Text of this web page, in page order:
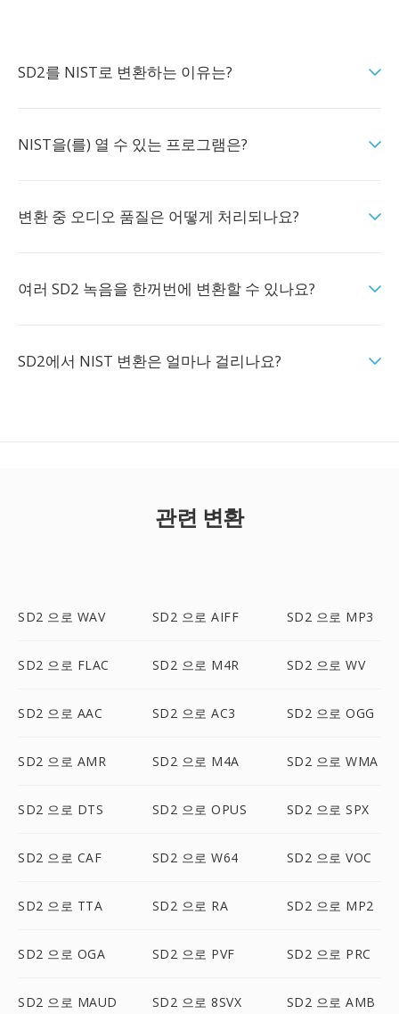
SD2를 NIST로 변환하는 이유는?
NIST을(를) 열 수 있는 프로그램은?
변환 중 오디오 품질은 어떻게 처리되나요?
여러 SD2 녹음을 한꺼번에 변환할 수 있나요?
SD2에서 NIST 변환은 얼마나 걸리나요?
관련 변환
SD2 으로 WAV SD2 으로 AIFF SD2 으로 MP3
SD2 으로 FLAC SD2 으로 M4R SD2 으로 WV
SD2 으로 AAC SD2 으로 AC3 SD2 으로 OGG
SD2 으로 AMR SD2 으로 M4A SD2 으로 WMA
SD2 으로 DTS SD2 으로 OPUS SD2 으로 SPX
SD2 으로 CAF SD2 으로 W64 SD2 으로 VOC
SD2 으로 TTA SD2 으로 RA SD2 으로 MP2
SD2 으로 OGA SD2 으로 PVF SD2 으로 PRC
SD2 으로 MAUD SD2 으로 8SVX SD2 으로 AMB